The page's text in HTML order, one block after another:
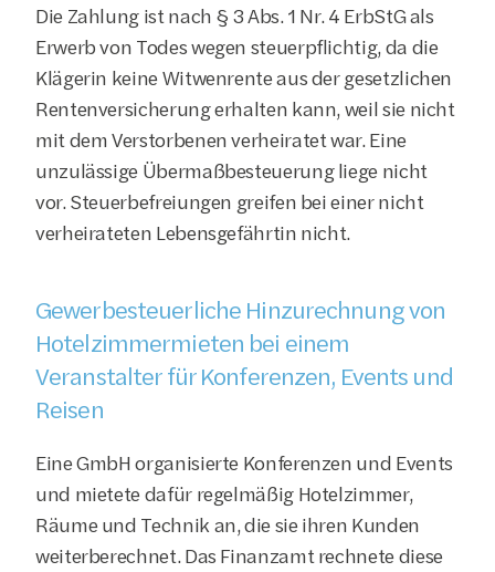
Die Zahlung ist nach § 3 Abs. 1 Nr. 4 ErbStG als
Erwerb von Todes wegen steuerpflichtig, da die
Klägerin keine Witwenrente aus der gesetzlichen
Rentenversicherung erhalten kann, weil sie nicht
mit dem Verstorbenen verheiratet war. Eine
unzulässige Übermaßbesteuerung liege nicht
vor. Steuerbefreiungen greifen bei einer nicht
verheirateten Lebensgefährtin nicht.
Gewerbesteuerliche Hinzurechnung von
Hotelzimmermieten bei einem
Veranstalter für Konferenzen, Events und
Reisen
Eine GmbH organisierte Konferenzen und Events
und mietete dafür regelmäßig Hotelzimmer,
Räume und Technik an, die sie ihren Kunden
weiterberechnet. Das Finanzamt rechnete diese